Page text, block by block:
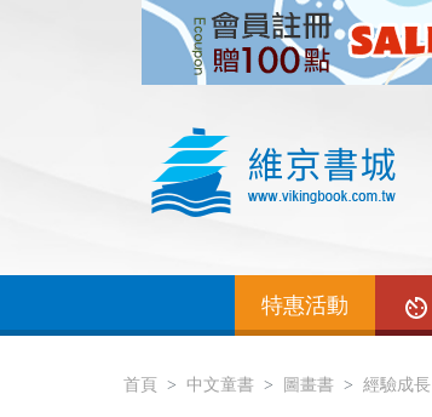
特惠活動
首頁 中文童書 圖畫書 經驗成長